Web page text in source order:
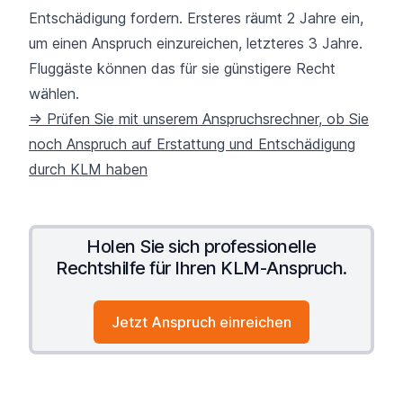
Entschädigung fordern. Ersteres räumt 2 Jahre ein,
um einen Anspruch einzureichen, letzteres 3 Jahre.
Fluggäste können das für sie günstigere Recht
wählen.
=> Prüfen Sie mit unserem Anspruchsrechner, ob Sie
noch Anspruch auf Erstattung und Entschädigung
durch KLM haben
Holen Sie sich professionelle
Rechtshilfe für Ihren KLM-Anspruch.
Jetzt Anspruch einreichen